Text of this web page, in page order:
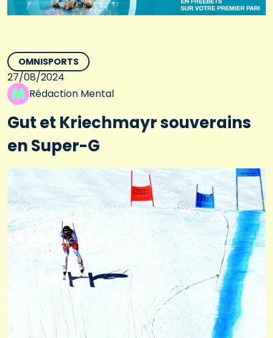
OMNISPORTS
27/08/2024
Rédaction Mental
Gut et Kriechmayr souverains
en Super-G